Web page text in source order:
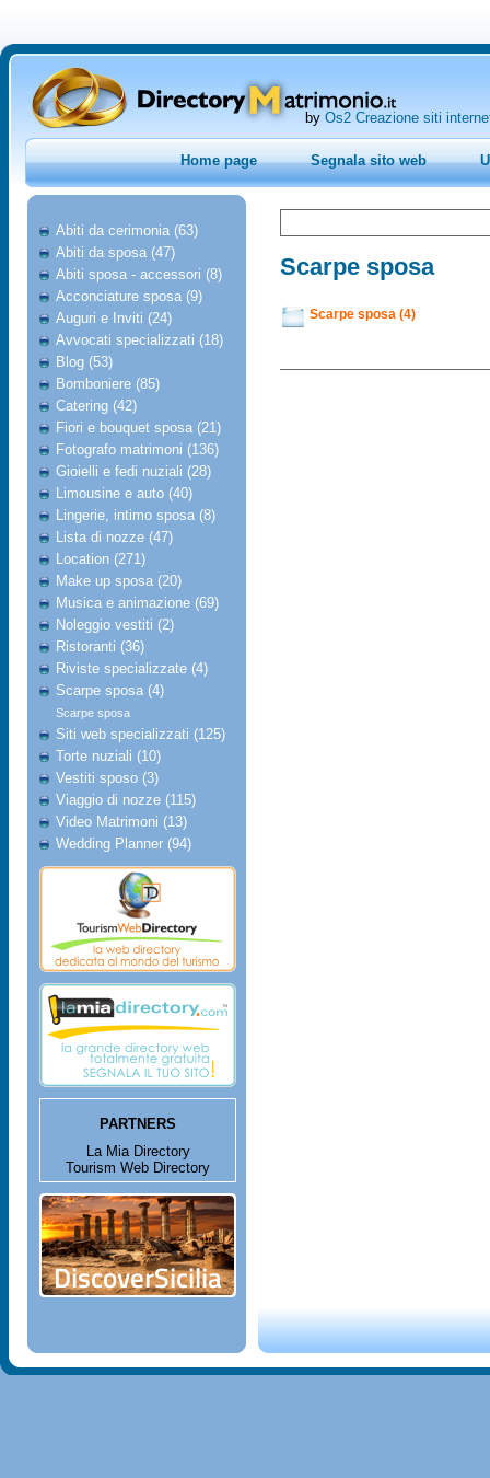
by Os2 Creazione siti
Home page Segnala sito web
Abiti da cerimonia (63)
Abiti da sposa (47)
Abiti sposa - accessori (8)
Acconciature sposa (9)
Auguri e Inviti (24)
Avvocati specializzati (18)
Blog (53)
Bomboniere (85)
Catering (42)
Fiori e bouquet sposa (21)
Fotografo matrimoni (136)
Gioielli e fedi nuziali (28)
Limousine e auto (40)
Lingerie, intimo sposa (8)
Lista di nozze (47)
Location (271)
Make up sposa (20)
Musica e animazione (69)
Noleggio vestiti (2)
Ristoranti (36)
Riviste specializzate (4)
Scarpe sposa (4)
Scarpe sposa
Siti web specializzati (125)
Torte nuziali (10)
Vestiti sposo (3)
Viaggio di nozze (115)
Video Matrimoni (13)
Wedding Planner (94)
PARTNERS
La Mia Directory
Tourism Web Directory
Scarpe sposa
Scarpe sposa (4)